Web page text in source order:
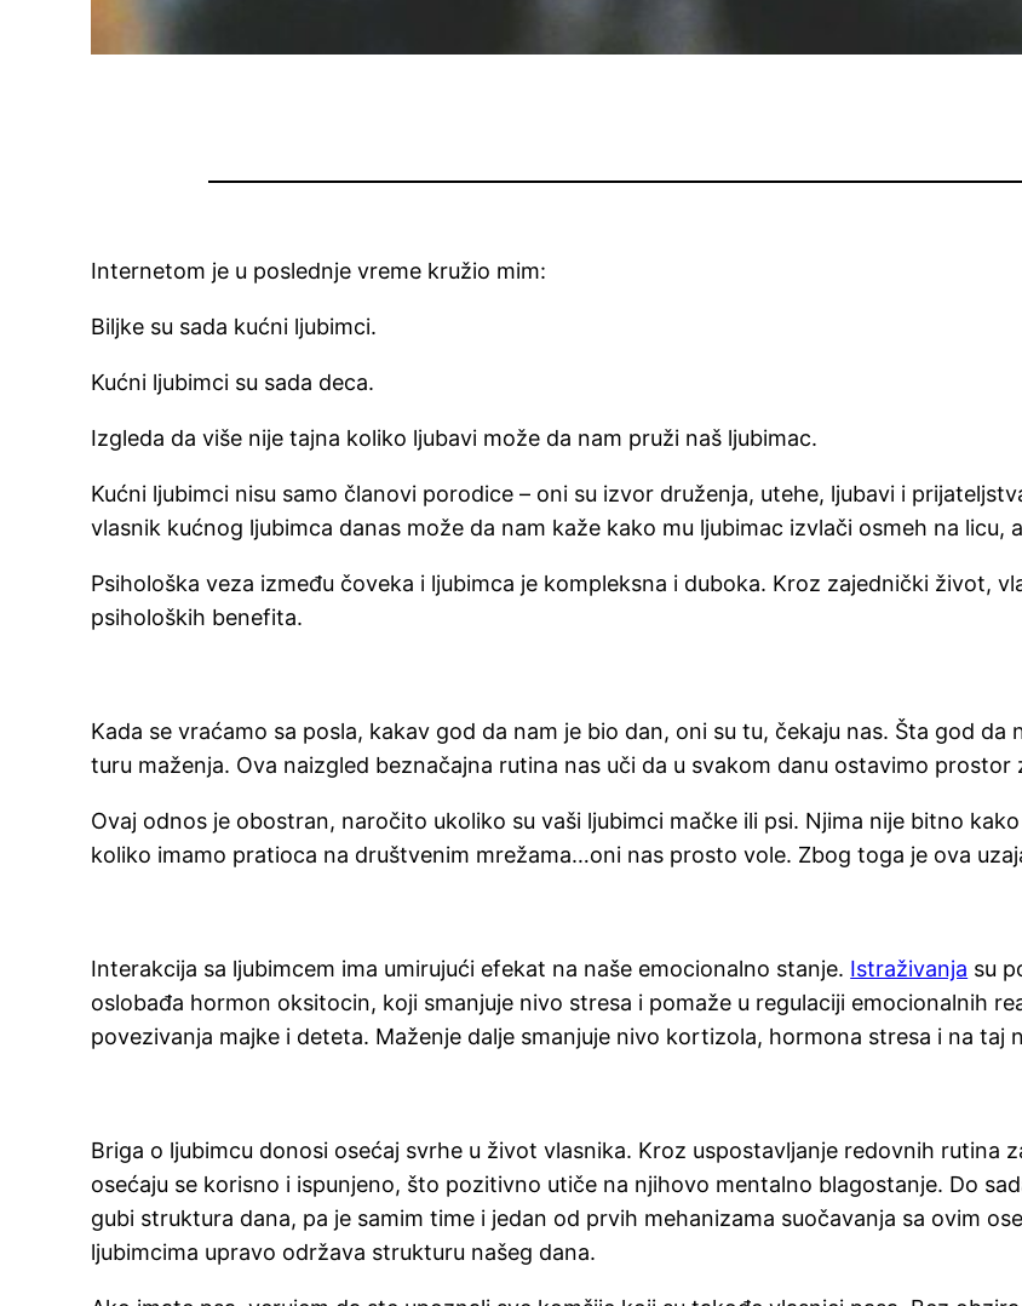
Internetom je u poslednje vreme kružio mim:
Biljke su sada kućni ljubimci.
Kućni ljubimci su sada deca.
Izgleda da više nije tajna koliko ljubavi može da nam pruži naš ljubimac.
Kućni ljubimci nisu samo članovi porodice – oni su izvor druženja, utehe, ljubavi i
vlasnik kućnog ljubimca danas može da nam kaže kako mu ljubimac izvlači osmeh na licu,
Psihološka veza između čoveka i ljubimca je kompleksna i duboka. Kroz zajednički život,
psiholoških benefita.
Kada se vraćamo sa posla, kakav god da nam je bio dan, oni su tu, čekaju nas. Šta god
turu maženja. Ova naizgled beznačajna rutina nas uči da u svakom danu ostavimo
Ovaj odnos je obostran, naročito ukoliko su vaši ljubimci mačke ili psi. Njima nije bitno
koliko imamo pratioca na društvenim mrežama…oni nas prosto vole. Zbog toga je ova
Interakcija sa ljubimcem ima umirujući efekat na naše emocionalno stanje. Istraživanja su
oslobađa hormon oksitocin, koji smanjuje nivo stresa i pomaže u regulaciji emocionalnih
povezivanja majke i deteta. Maženje dalje smanjuje nivo kortizola, hormona stresa i na
Briga o ljubimcu donosi osećaj svrhe u život vlasnika. Kroz uspostavljanje redovnih rutina
osećaju se korisno i ispunjeno, što pozitivno utiče na njihovo mentalno blagostanje. Do
gubi struktura dana, pa je samim time i jedan od prvih mehanizama suočavanja sa ovim
ljubimcima upravo održava strukturu našeg dana.